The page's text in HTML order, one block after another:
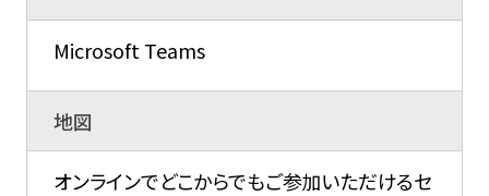
Microsoft Teams
地図
オンラインでどこからでもご参加いただけるセ